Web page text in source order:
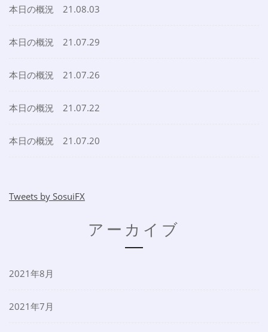
本日の概況 21.08.03
本日の概況 21.07.29
本日の概況 21.07.26
本日の概況 21.07.22
本日の概況 21.07.20
Tweets by SosuiFX
アーカイブ
2021年8月
2021年7月